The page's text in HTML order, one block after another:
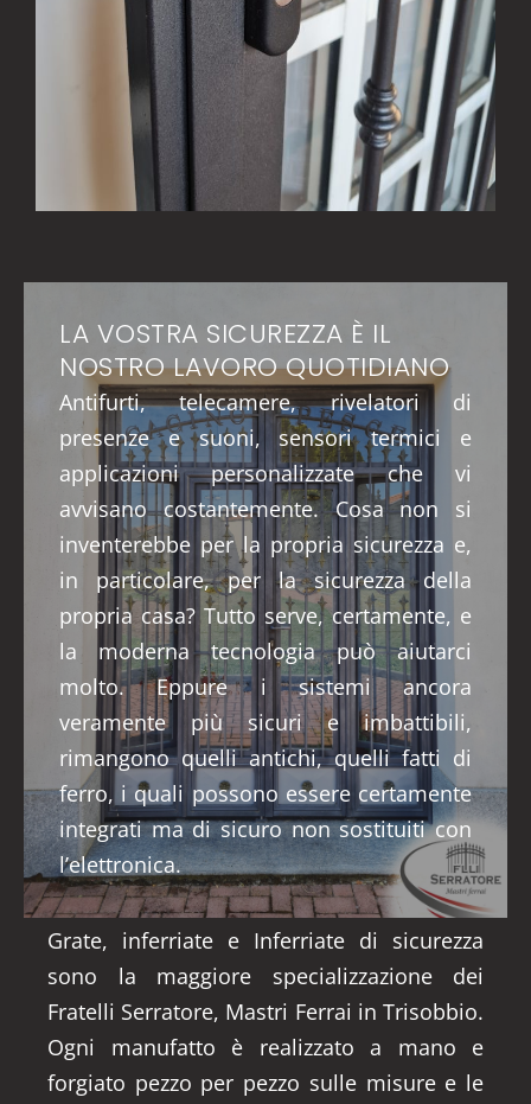
LA VOSTRA SICUREZZA È IL
NOSTRO LAVORO QUOTIDIANO
Antifurti, telecamere, rivelatori di
presenze e suoni, sensori termici e
applicazioni personalizzate che vi
avvisano costantemente. Cosa non si
inventerebbe per la propria sicurezza e,
in particolare, per la sicurezza della
propria casa? Tutto serve, certamente, e
la moderna tecnologia può aiutarci
molto. Eppure i sistemi ancora
veramente più sicuri e imbattibili,
rimangono quelli antichi, quelli fatti di
ferro, i quali possono essere certamente
integrati ma di sicuro non sostituiti con
l’elettronica.
Grate, inferriate e Inferriate di sicurezza
sono la maggiore specializzazione dei
Fratelli Serratore, Mastri Ferrai in Trisobbio.
Ogni manufatto è realizzato a mano e
forgiato pezzo per pezzo sulle misure e le